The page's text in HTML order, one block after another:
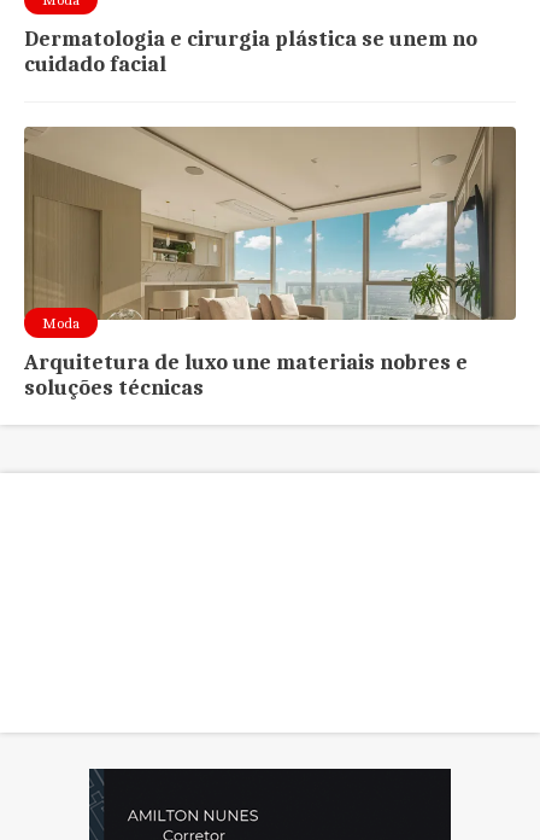
Dermatologia e cirurgia plástica se unem no
cuidado facial
Moda
Arquitetura de luxo une materiais nobres e
soluções técnicas